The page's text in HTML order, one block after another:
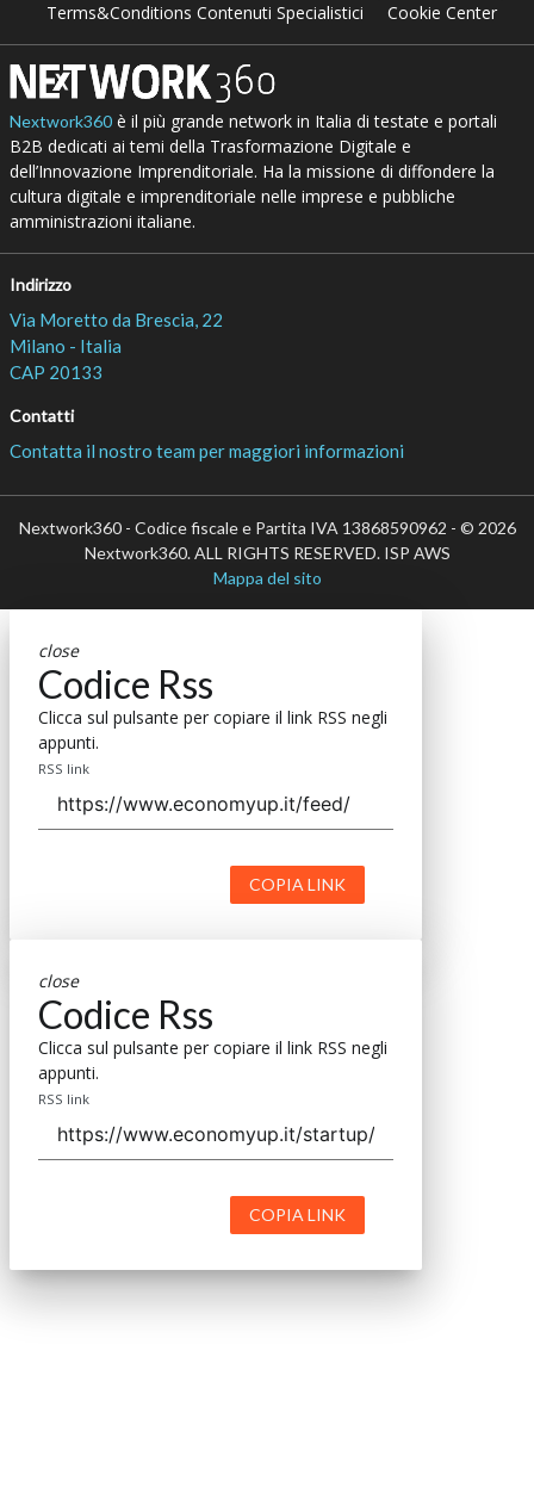
Terms&Conditions Contenuti Specialistici
Cookie Center
Nextwork360è il più grande network in Italia di testate e portali
B2B dedicati ai temi della Trasformazione Digitale e
dell’Innovazione Imprenditoriale. Ha la missione di diffondere la
cultura digitale e imprenditoriale nelle imprese e pubbliche
amministrazioni italiane.
Indirizzo
Via Moretto da Brescia, 22
Milano - Italia
CAP 20133
Contatti
Contatta il nostro team per maggiori informazioni
Nextwork360 - Codice fiscale e Partita IVA 13868590962 - © 2026
Nextwork360. ALL RIGHTS RESERVED. ISP AWS
Mappa del sito
close
Codice Rss
Clicca sul pulsante per copiare il link RSS negli
appunti.
RSS link
COPIA LINK
close
Codice Rss
Clicca sul pulsante per copiare il link RSS negli
appunti.
RSS link
COPIA LINK